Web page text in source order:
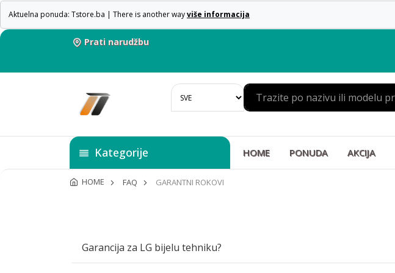
Aktuelna ponuda: Tstore.ba | There is another wayviše informacija
Prati narudžbu
Kategorije HOME PONUDA AKCIJA
HOME FAQ GARANTNI ROKOVI
Garancija za LG bijelu tehniku?